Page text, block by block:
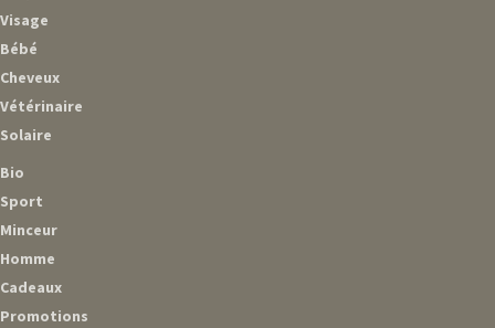
Visage
Bébé
Cheveux
Vétérinaire
Solaire
Bio
Sport
Minceur
Homme
Cadeaux
Promotions